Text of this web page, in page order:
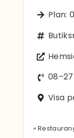
Plan: 0
Visa
«